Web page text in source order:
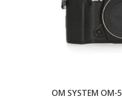
OM SYSTEM OM-5